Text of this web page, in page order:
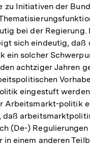
zu Initiativen der
bei der Regierung.
sich eindeutig, daß
ein solcher
achtziger Jahren
eingestuft
Arbeitsmarkt-politik
daß
(De-)
in einem anderen